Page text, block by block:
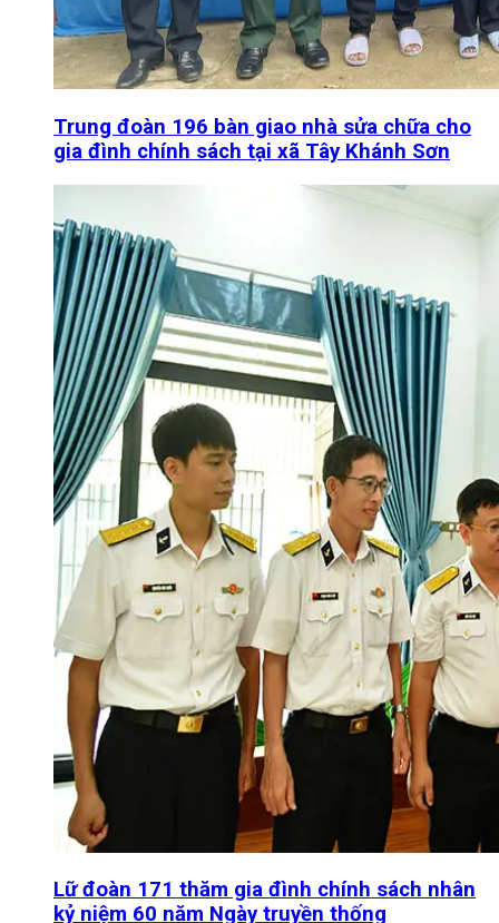
Trung đoàn 196 bàn giao nhà sửa chữa cho
gia đình chính sách tại xã Tây Khánh Sơn
Lữ đoàn 171 thăm gia đình chính sách nhân
kỷ niệm 60 năm Ngày truyền thống